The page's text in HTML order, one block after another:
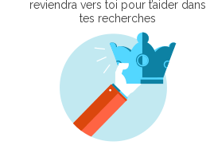
reviendra vers toi pour t’aider dans
tes recherches